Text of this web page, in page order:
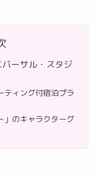
ーサル・スタジ
ティング付宿泊プラ
」のキャラクターグ